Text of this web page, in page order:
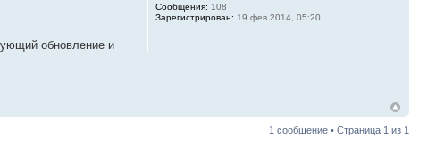
обновление и
Сообщения: 108
Зарегистрирован: 19 фев 2014, 05:20
1 сообщение • Страница 1 из 1